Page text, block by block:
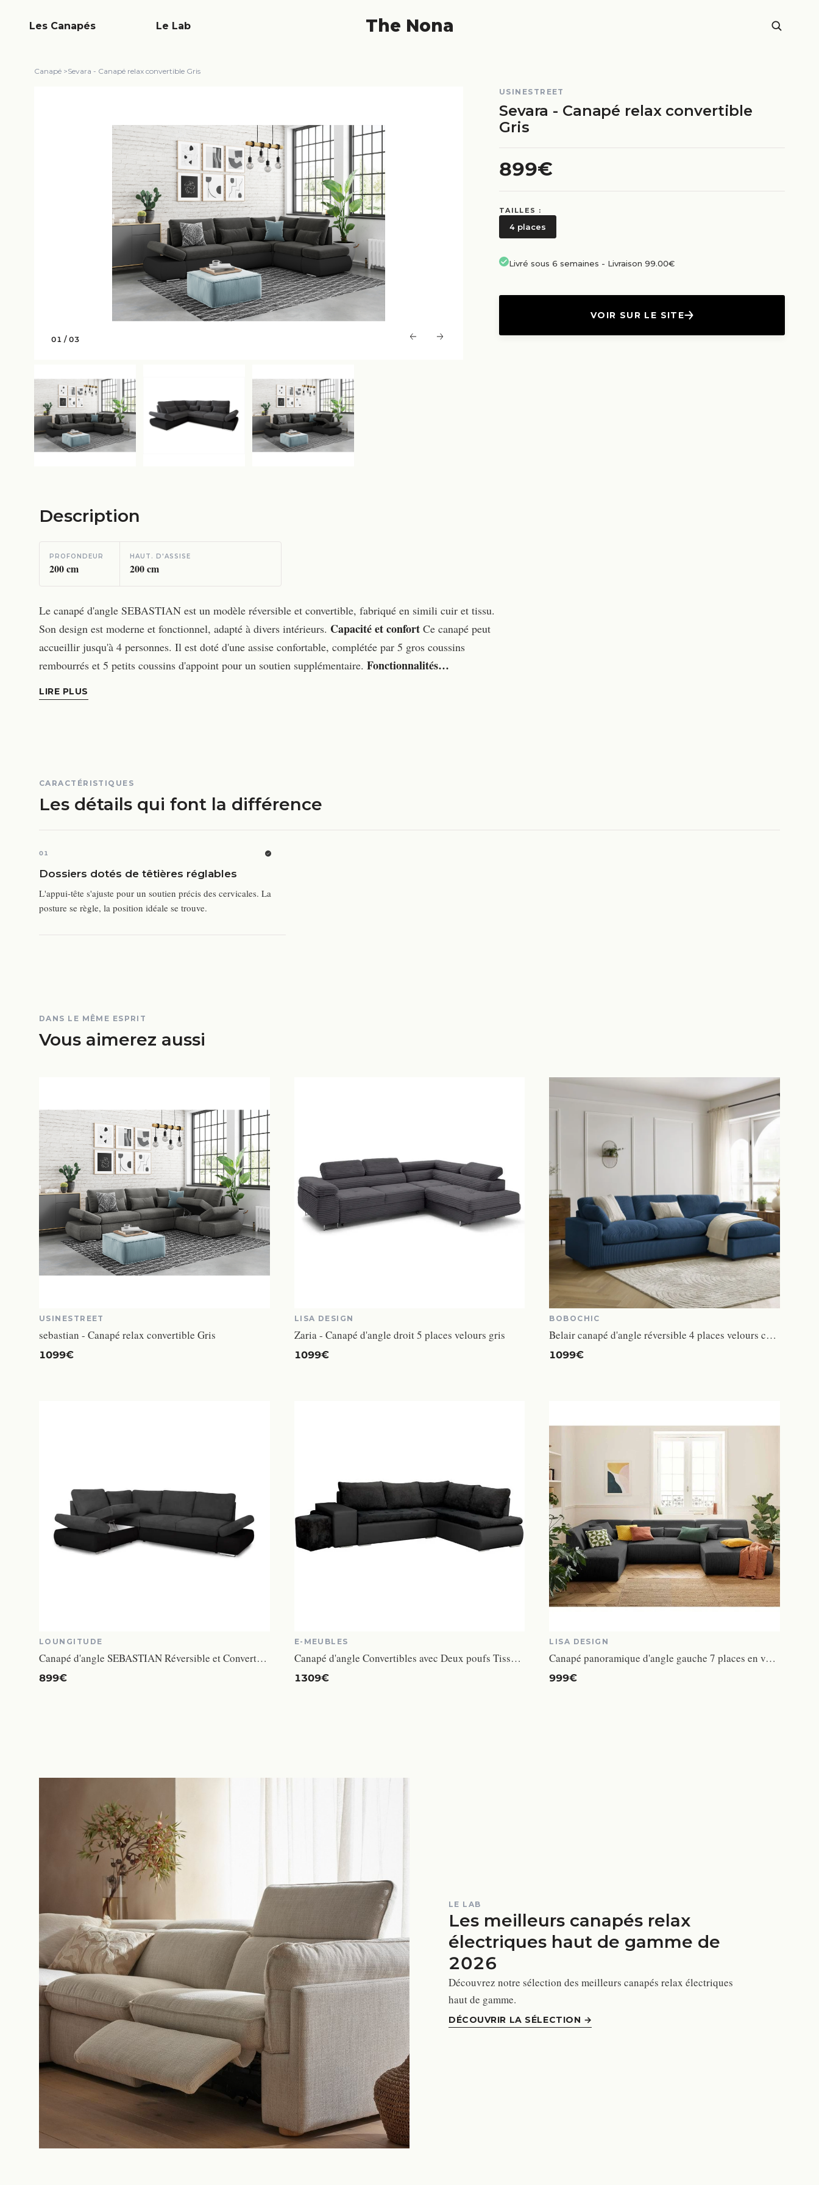
The Nona
Les Canapés Le Lab
Canapé >Sevara - Canapé relax convertible Gris
01 /03
USINESTREET
Sevara - Canapé relax convertible
Gris
899€
TAILLES :
4 places
Livré sous 6 semaines - Livraison 99.00€
VOIR SUR LE SITE
Description
PROFONDEUR
200cm
HAUT. D'ASSISE
200cm
Le canapé d'angle SEBASTIAN est un modèle réversible et convertible, fabriqué en simili cuir et tissu.
Son design est moderne et fonctionnel, adapté à divers intérieurs. Capacité et confort Ce canapé peut
accueillir jusqu'à 4 personnes. Il est doté d'une assise confortable, complétée par 5 gros coussins
rembourrés et 5 petits coussins d'appoint pour un soutien supplémentaire. Fonctionnalités…
LIRE PLUS
CARACTÉRISTIQUES
Les détails qui font la différence
01
Dossiers dotés de têtières réglables
L'appui-tête s'ajuste pour un soutien précis des cervicales. La
posture se règle, la position idéale se trouve.
DANS LE MÊME ESPRIT
Vous aimerez aussi
USINESTREET
sebastian - Canapé relax convertible Gris
1099€
LISA DESIGN
Zaria - Canapé d'angle droit 5 places velours gris
1099€
BOBOCHIC
Belair canapé d'angle réversible 4 places velours côtelé bleu foncé
1099€
LOUNGITUDE
Canapé d'angle SEBASTIAN Réversible et Convertible avec coffre en simili et tissu - Gris foncé - L267 x P200 x H90cm - LOUNGITUDE
899€
E-MEUBLES
Canapé d'angle Convertibles avec Deux poufs Tissu + Simili Cuir BELGRAD (Noir, Canapé d'angle Droit)
1309€
LISA DESIGN
Canapé panoramique d'angle gauche 7 places en velours côtelé - Gris foncé - LISA DESIGN
999€
LE LAB
Les meilleurs canapés relax
électriques haut de gamme de
2026
Découvrez notre sélection des meilleurs canapés relax électriques
haut de gamme.
DÉCOUVRIR LA SÉLECTION →